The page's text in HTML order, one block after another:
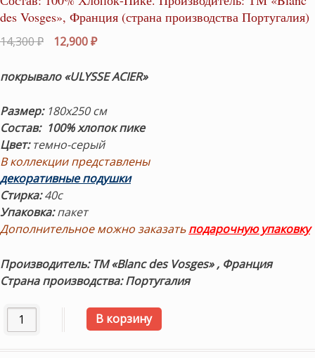
des Vosges», Франция (страна производства Португалия)
14,300₽
Первоначальная
составляла
12,900₽Текущая
12,900 ₽.
покрывало «ULYSSE ACIER»
Размер:180х250 см
Состав: 100% хлопок пике
Цвет:темно-серый
В коллекции представлены
декоративные подушки
Стирка:40с
Упаковка:пакет
Дополнительное можно заказать подарочную упаковку
Производитель: ТМ «Blanc des Vosges» , Франция
Страна производства: Португалия
Количество товара Покрывало «ULYSSE ACIER»
В корзину